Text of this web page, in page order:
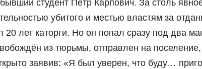
студент Пётр Карпович. За столь
убитого и местью властям за
20 лет каторги. Но он попал сразу под два
из тюрьмы, отправлен на поселение,
заявив: «Я был уверен, что буду…